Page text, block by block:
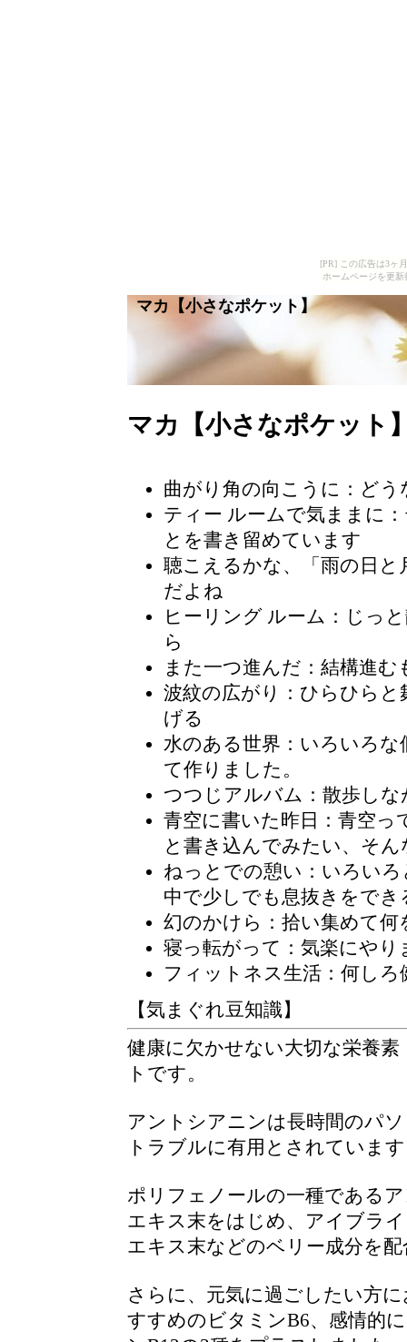
[PR] この広告は3ヶ
ホームページを更
マカ【小さなポケット】
マカ【小さなポケット
曲がり角の向こうに：ど
ティー ルームで気ままに
とを書き留めています
聴こえるかな、「雨の日
だよね
ヒーリング ルーム ：じっ
ら
また一つ進んだ：結構進む
波紋の広がり
：ひらひら
げる
水のある世界 ：いろいろ
て作りました。
つつじアルバム ：散歩し
青空に書いた昨日：青空
と書き込んでみたい、そ
ねっとでの憩い：いろい
中で少しでも息抜きをで
幻のかけら：拾い集めて
寝っ転がって：気楽にやり
フィットネス生活：何し
【気まぐれ豆知識】
健康に欠かせない大切な栄養
トです。
アントシアニンは長時間のパ
トラブルに有用とされていま
ポリフェノールの一種である
エキス末をはじめ、アイブラ
エキス末などのベリー成分を
さらに、元気に過ごしたい方
すすめのビタミンB6、感情的